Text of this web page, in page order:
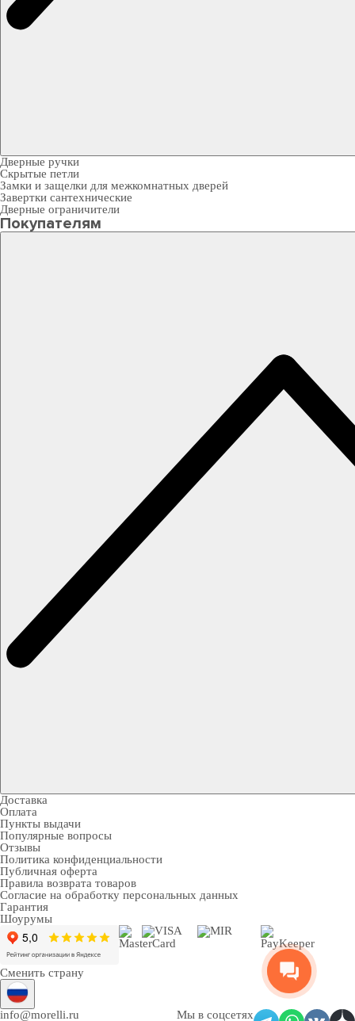
Дверные ручки
Скрытые петли
Замки и защелки для межкомнатных дверей
Завертки сантехнические
Дверные ограничители
Покупателям
Доставка
Оплата
Пункты выдачи
Популярные вопросы
Отзывы
Политика конфиденциальности
Публичная оферта
Правила возврата товаров
Согласие на обработку персональных данных
Гарантия
Шоурумы
Сменить страну
info@morelli.ru
Мы в соцсетях